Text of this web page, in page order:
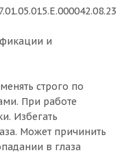
и
строго по
При работе
Избегать
Может причинить
в глаза